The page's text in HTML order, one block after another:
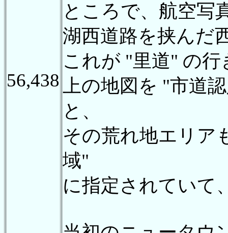
56,438
ところで、航空写
湖西道路を挟んだ
これが "里道" の
上の地図を "市道
と、
その荒れ地エリア
域"
に指定されていて